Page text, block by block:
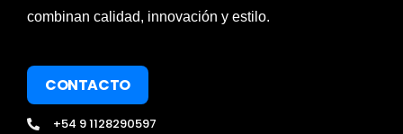
combinan calidad, innovación y estilo.
CONTACTO
+54 9 1128290597